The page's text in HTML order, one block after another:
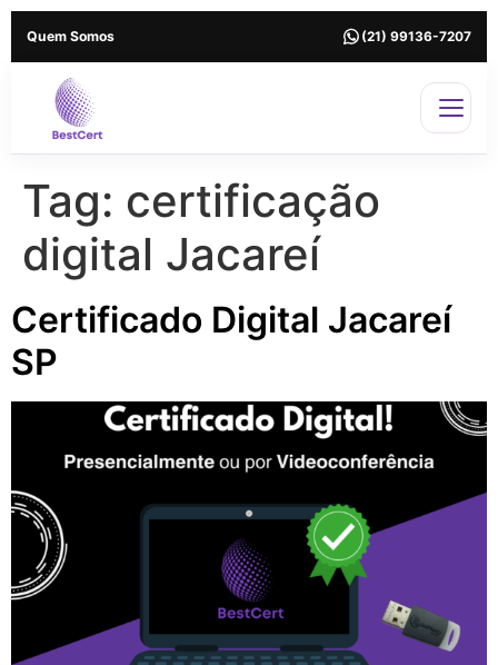
Quem Somos (21) 99136-7207
Tag: certificação
digital Jacareí
Certificado Digital Jacareí
SP